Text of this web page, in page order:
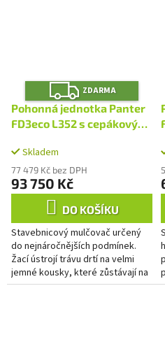
Z
D
A
R
M
A
ZDARMA
Pohonná jednotka Panter
FD3eco L352 s cepákovým
Skladem
77 479 Kč bez DPH
93 750 Kč
DO KOŠÍKU
Stavebnicový mulčovač určený
do nejnáročnějších podmínek.
Žací ústrojí trávu drtí na velmi
jemné kousky, které zůstávají na
pozemku. Jeho výhodou je